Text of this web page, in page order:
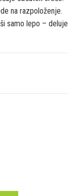
na razpoloženje.
samo lepo – deluje